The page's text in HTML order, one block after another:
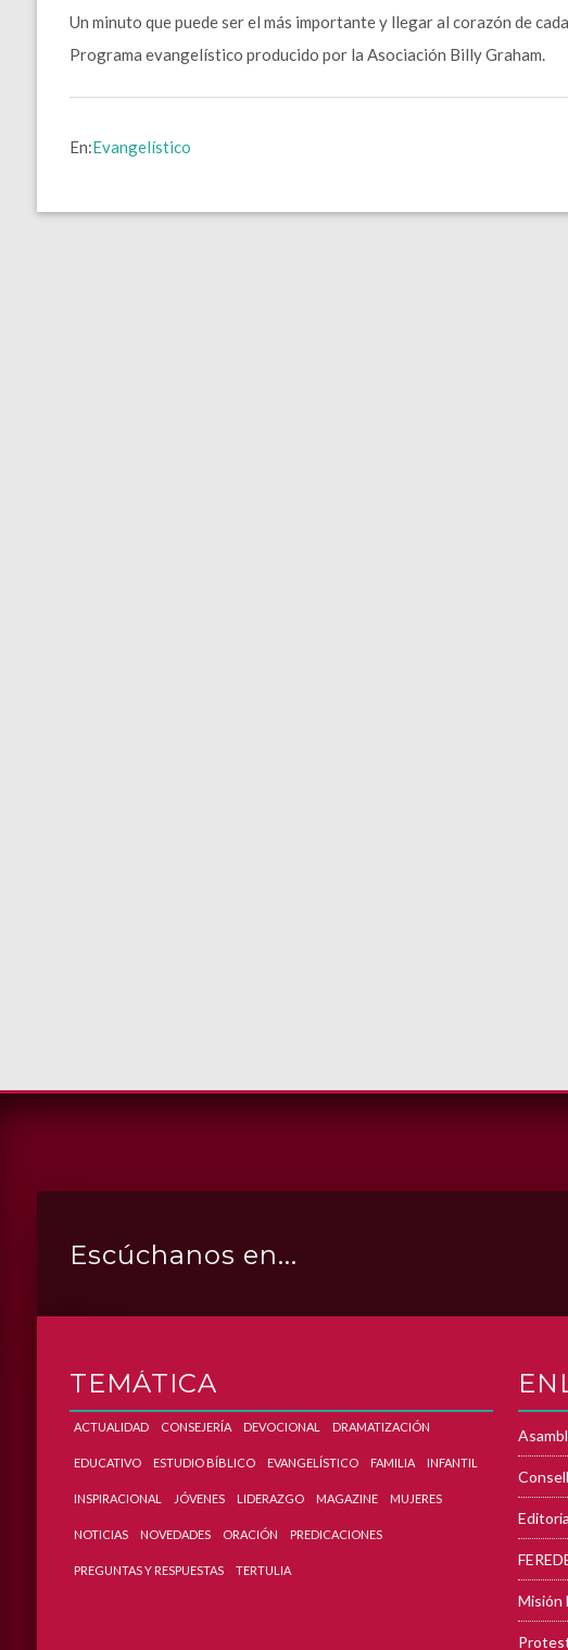
Un minuto que puede ser el más importante y llegar al corazón de
Programa evangelístico producido por la Asociación Billy Graham.
En:Evangelístico
Escúchanos en...
TEMÁTICA
ACTUALIDAD CONSEJERÍA DEVOCIONAL DRAMATIZACIÓN
EDUCATIVO ESTUDIO BÍBLICO EVANGELÍSTICO FAMILIA INFANTIL
INSPIRACIONAL JÓVENES LIDERAZGO MAGAZINE MUJERES
NOTICIAS NOVEDADES ORACIÓN PREDICACIONES
PREGUNTAS Y RESPUESTAS TERTULIA
Misión